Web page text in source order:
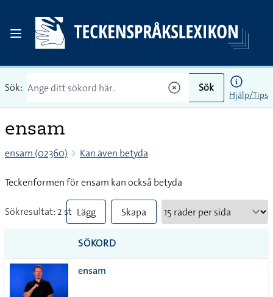
Sök: Sök
Hjälp/Tips
ensam
ensam (02360) Kan även betyda
Teckenformen för ensam kan också betyda
Sökresultat: 2 st Lägg
till
alla i
Skapa
SÖKORD
ensam